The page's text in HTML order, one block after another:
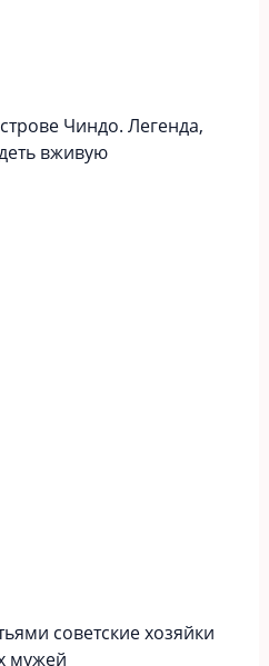
Чиндо. Легенда,
вживую
советские хозяйки
мужей